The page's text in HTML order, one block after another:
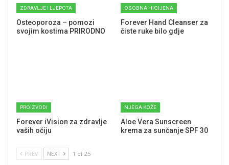
ZDRAVLJE I LJEPOTA
Osteoporoza – pomozi
svojim kostima PRIRODNO
OSOBNA HIGIJENA
Forever Hand Cleanser za
čiste ruke bilo gdje
PROIZVODI
Forever iVision za zdravlje
vaših očiju
NJEGA KOŽE
Aloe Vera Sunscreen
krema za sunčanje SPF 30
PREV NEXT 1 of 25